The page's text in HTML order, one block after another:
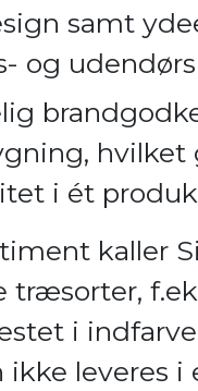
samt
og
hvilket
i ét
kaller
træsorter,
i
ikke leveres i